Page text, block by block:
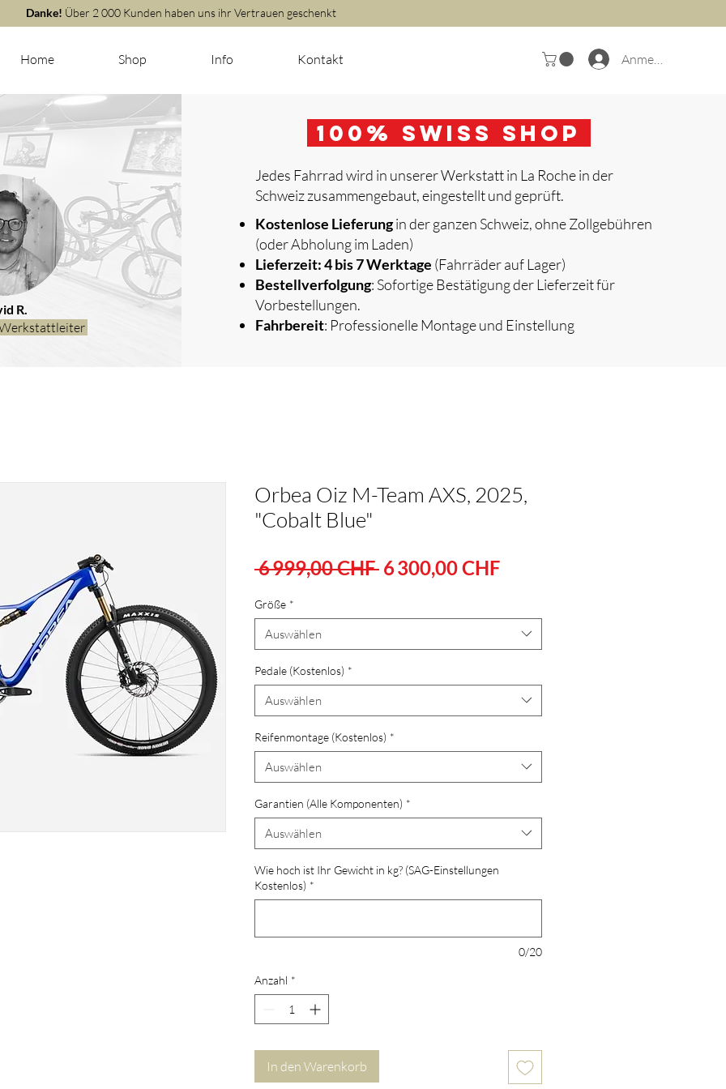
Danke! Über 2 000 Kunden haben uns ihr Vertrauen geschenkt
Home Shop Info Kontakt Anmelden
R.
100 % Swiss Shop
Jedes Fahrrad wird in unserer Werkstatt in La Roche in der
Schweiz zusammengebaut, eingestellt und geprüft.
Kostenlose Lieferungin der ganzen Schweiz, ohne Zollgebühren
(oder Abholung im Laden)
Lieferzeit: 4 bis 7 Werktage (Fahrräder auf Lager)
Bestellverfolgung: Sofortige Bestätigung der Lieferzeit für
Vorbestellungen.
Fahrbereit: Professionelle Montage und Einstellung
Orbea Oiz M-Team AXS, 2025,
"Cobalt Blue"
6 999,00 CHF Standardpreis
6 300,00 CHFSale-
Größe *
Auswählen
Pedale (Kostenlos) *
Auswählen
Reifenmontage (Kostenlos) *
Auswählen
Garantien (Alle Komponenten) *
Auswählen
Wie hoch ist Ihr Gewicht in kg? (SAG-Einstellungen
Kostenlos) *
0/20
Anzahl *
In den Warenkorb